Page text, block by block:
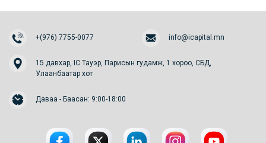
+(976) 7755-0077 info@icapital.mn
15 давхар, IC Тауэр, Парисын гудамж, 1 хороо, СБД,
Улаанбаатар хот
Даваа - Баасан: 9:00-18:00